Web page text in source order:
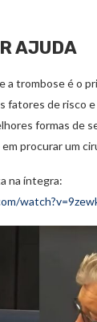
AJUDA
a trombose é o
fatores de risco
formas de
procurar um
na íntegra: